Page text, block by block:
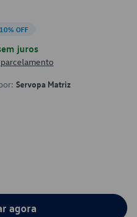
OFF
juros
Servopa Matriz
agora